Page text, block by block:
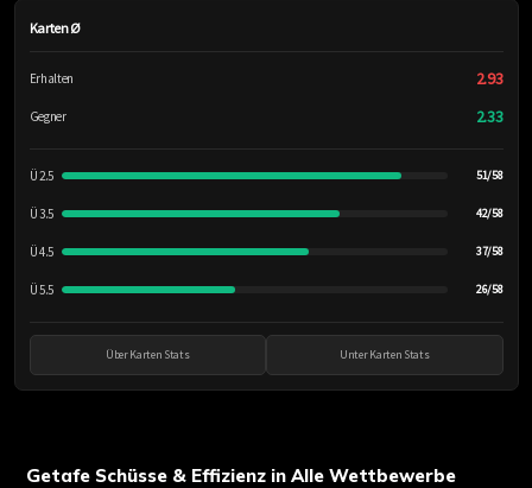
Karten Ø
Erhalten 2.93
Gegner 2.33
Ü 2.5 51/58
Ü 3.5 42/58
Ü 4.5 37/58
Ü 5.5 26/58
Über Karten Stats Unter Karten Stats
Getafe Schüsse & Effizienz in Alle Wettbewerbe